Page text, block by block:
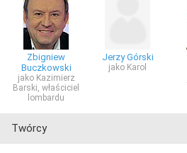
Zbigniew
Buczkowski
jako Kazimierz
Barski, właściciel
lombardu
Jerzy Górski
jako Karol
Twórcy